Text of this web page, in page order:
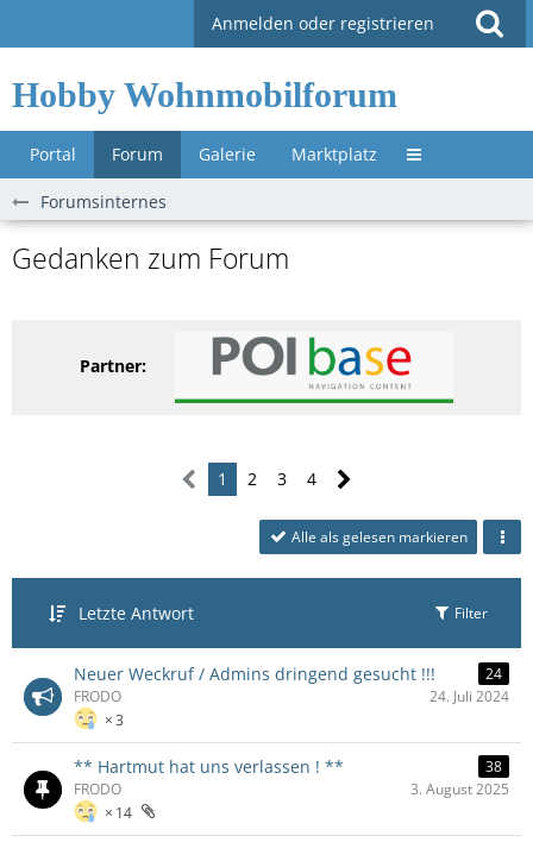
Anmelden oder registrieren
Hobby Wohnmobilforum
Portal Forum Galerie Marktplatz Untermenü »
Forumsinternes
Gedanken zum Forum
Partner:
1 2 3 4
Alle als gelesen markieren
Letzte Antwort Filter
Neuer Weckruf / Admins dringend gesucht !!! 24
3
FRODO 24. Juli 2024
** Hartmut hat uns verlassen ! ** 38
14
FRODO 3. August 2025